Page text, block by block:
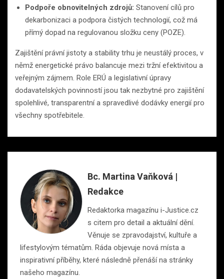
Podpoře obnovitelných zdrojů: Stanovení cílů pro
dekarbonizaci a podpora čistých technologií, což má
přímý dopad na regulovanou složku ceny (POZE).
Zajištění právní jistoty a stability trhu je neustálý proces, v
němž energetické právo balancuje mezi tržní efektivitou a
veřejným zájmem. Role ERÚ a legislativní úpravy
dodavatelských povinností jsou tak nezbytné pro zajištění
spolehlivé, transparentní a spravedlivé dodávky energií pro
všechny spotřebitele.
Bc. Martina Vaňková |
Redakce
Redaktorka magazínu i-Justice.cz
s citem pro detail a aktuální dění.
Věnuje se zpravodajství, kultuře a
lifestylovým tématům. Ráda objevuje nová místa a
inspirativní příběhy, které následně přenáší na stránky
našeho magazínu.